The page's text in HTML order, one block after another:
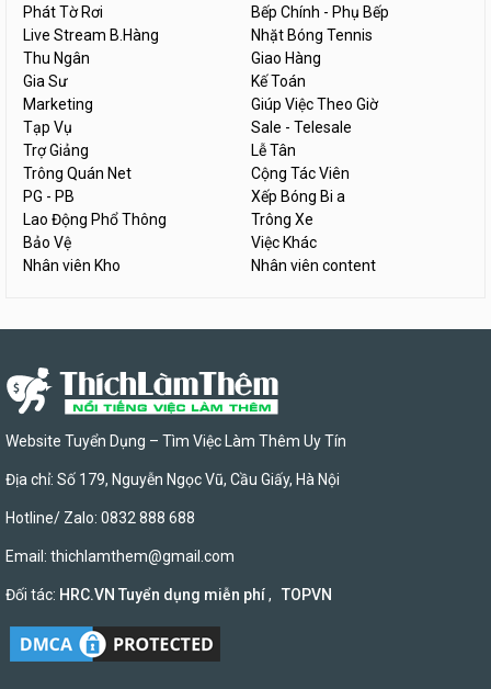
Phát Tờ Rơi
Bếp Chính - Phụ Bếp
Live Stream B.Hàng
Nhặt Bóng Tennis
Thu Ngân
Giao Hàng
Gia Sư
Kế Toán
Marketing
Giúp Việc Theo Giờ
Tạp Vụ
Sale - Telesale
Trợ Giảng
Lễ Tân
Trông Quán Net
Cộng Tác Viên
PG - PB
Xếp Bóng Bi a
Lao Động Phổ Thông
Trông Xe
Bảo Vệ
Việc Khác
Nhân viên Kho
Nhân viên content
Website Tuyển Dụng – Tìm Việc Làm Thêm Uy Tín
Địa chỉ: Số 179, Nguyễn Ngọc Vũ, Cầu Giấy, Hà Nội
Hotline/ Zalo: 0832 888 688
Email: thichlamthem@gmail.com
Đối tác: HRC.VN Tuyển dụng miễn phí, TOPVN